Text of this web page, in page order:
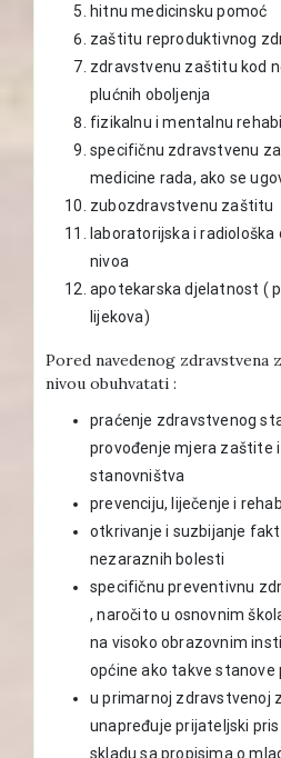
hitnu medicinsku pomoć
zaštitu reproduktivnog
zdravstvenu zaštitu kod
plućnih oboljenja
fizikalnu i mentalnu
specifičnu zdravstvenu
medicine rada, ako se
zubozdravstvenu zaštitu
laboratorijska i
nivoa
apotekarska djelatnost (
lijekova)
Pored navedenog zdravstvena
nivou obuhvatati :
praćenje zdravstvenog
provođenje mjera zaštite
stanovništva
prevenciju, liječenje i
otkrivanje i suzbijanje
nezaraznih bolesti
specifičnu preventivnu
, naročito u osnovnim
na visoko obrazovnim
općine ako takve stanove
u primarnoj zdravstvenoj
unapređuje prijateljski
skladu sa propisima o